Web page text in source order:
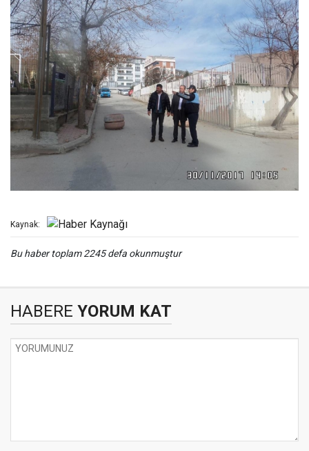
Kaynak:
Bu haber toplam 2245 defa okunmuştur
HABERE YORUM KAT